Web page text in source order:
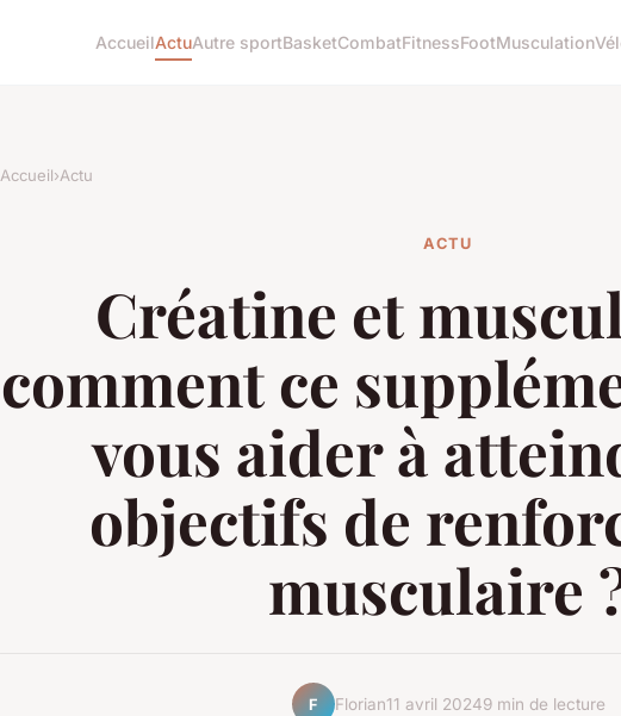
AccueilActuAutre sportBasketCombatFitnessFootMusculation
Accueil›Actu
ACTU
Créatine et
comment ce
vous aider à
objectifs de
musculaire
F Florian11 avril 20249 min de lecture